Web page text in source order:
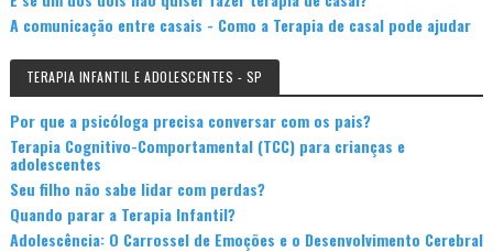
A comunicação entre casais - Como a Terapia de casal pode ajudar
TERAPIA INFANTIL E ADOLESCENTES - SP
Por que a psicóloga precisa conversar com os pais?
Terapia Cognitivo-Comportamental (TCC) para crianças e
adolescentes
Seu filho não sabe lidar com perdas?
Quando parar a Terapia Infantil?
Adolescência: O Carrossel de Emoções e o Desenvolvimento Cerebral